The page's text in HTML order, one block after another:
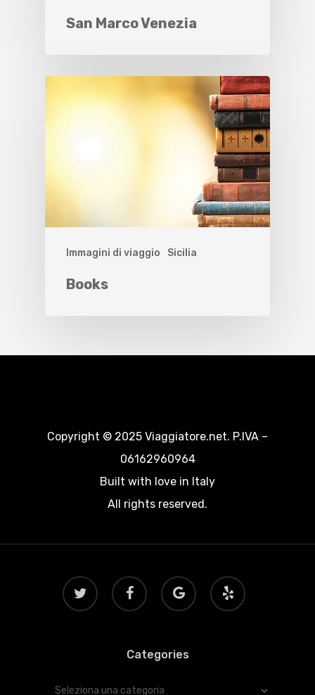
San Marco Venezia
Immagini di viaggio Sicilia
Books
Copyright © 2025 Viaggiatore.net. P.IVA –
06162960964
Built with love in Italy
All rights reserved.
twitter facebook
google-
plus
yelp
Categories
Categories